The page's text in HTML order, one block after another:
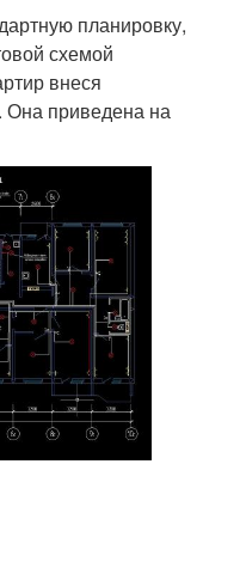
планировку,
схемой
внеся
Она приведена на